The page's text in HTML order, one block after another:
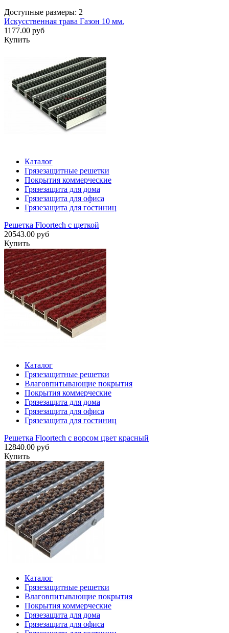
Доступные размеры: 2
Искусственная трава Газон 10 мм.
1177.00 руб
Купить
Каталог
Грязезащитные решетки
Покрытия коммерческие
Грязезащита для дома
Грязезащита для офиса
Грязезащита для гостиниц
Решетка Floortech с щеткой
20543.00 руб
Купить
Каталог
Грязезащитные решетки
Влаговпитывающие покрытия
Покрытия коммерческие
Грязезащита для дома
Грязезащита для офиса
Грязезащита для гостиниц
Решетка Floortech с ворсом цвет красный
12840.00 руб
Купить
Каталог
Грязезащитные решетки
Влаговпитывающие покрытия
Покрытия коммерческие
Грязезащита для дома
Грязезащита для офиса